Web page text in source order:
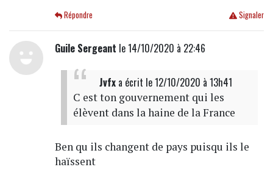
Signaler
Répondre
Guile Sergeant le 14/10/2020 à 22:46
Jvfxa écrit le 12/10/2020 à 13h41
C est ton gouvernement qui les
élèvent dans la haine de la France
Ben qu ils changent de pays puisqu ils le
haïssent